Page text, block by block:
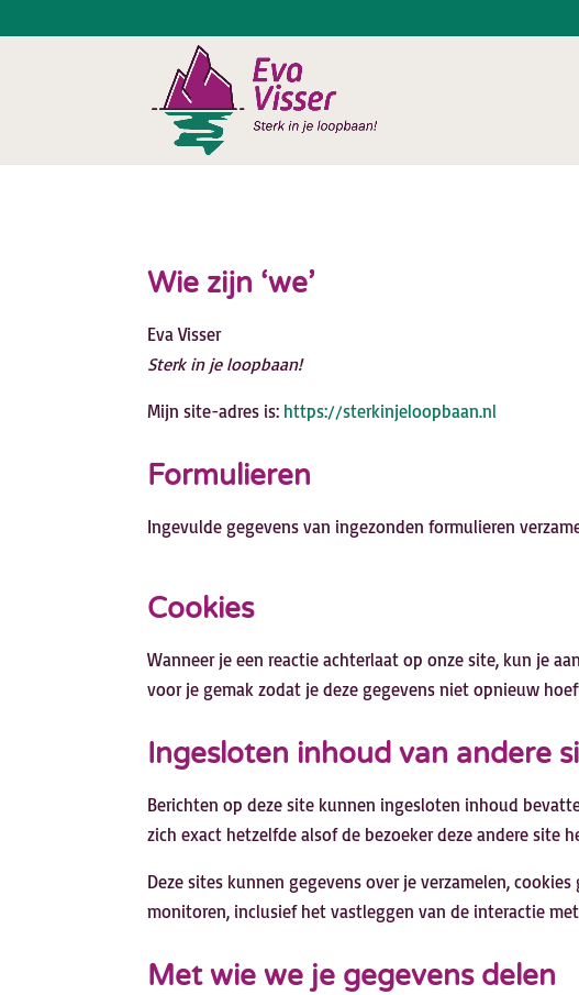
Wie zijn ‘we’
Eva Visser
Sterk in je loopbaan!
Mijn site-adres is: https://sterkinjeloopbaan.nl
Formulieren
Ingevulde gegevens van ingezonden formulieren
Cookies
Wanneer je een reactie achterlaat op onze site, kun je
voor je gemak zodat je deze gegevens niet opnieuw
Ingesloten inhoud van andere
Berichten op deze site kunnen ingesloten inhoud
zich exact hetzelfde alsof de bezoeker deze andere site
Deze sites kunnen gegevens over je verzamelen,
monitoren, inclusief het vastleggen van de interactie
Met wie we je gegevens delen